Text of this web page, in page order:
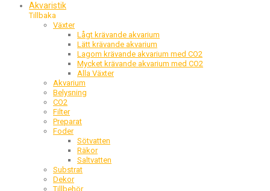
Akvaristik
Tillbaka
Växter
Lågt krävande akvarium
Lätt krävande akvarium
Lagom krävande akvarium med CO2
Mycket krävande akvarium med CO2
Alla Växter
Akvarium
Belysning
CO2
Filter
Preparat
Foder
Sötvatten
Räkor
Saltvatten
Substrat
Dekor
Tillbehör